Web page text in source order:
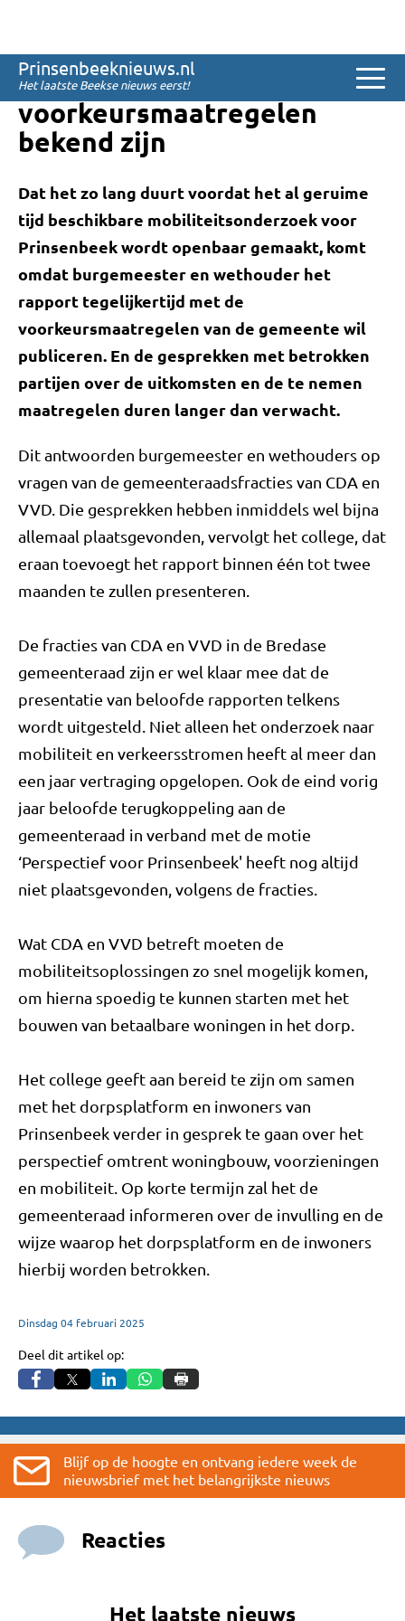
Prinsenbeeknieuws.nl
Het laatste Beekse nieuws eerst!
Mobiliteitsonderzoek
openbaar als
voorkeursmaatregelen
bekend zijn
Dat het zo lang duurt voordat het al geruime
tijd beschikbare mobiliteitsonderzoek voor
Prinsenbeek wordt openbaar gemaakt, komt
omdat burgemeester en wethouder het
rapport tegelijkertijd met de
voorkeursmaatregelen van de gemeente wil
publiceren. En de gesprekken met betrokken
partijen over de uitkomsten en de te nemen
maatregelen duren langer dan verwacht.
Dit antwoorden burgemeester en wethouders op
vragen van de gemeenteraadsfracties van CDA en
VVD. Die gesprekken hebben inmiddels wel bijna
allemaal plaatsgevonden, vervolgt het college, dat
eraan toevoegt het rapport binnen één tot twee
maanden te zullen presenteren.
De fracties van CDA en VVD in de Bredase
gemeenteraad zijn er wel klaar mee dat de
presentatie van beloofde rapporten telkens
wordt uitgesteld. Niet alleen het onderzoek naar
mobiliteit en verkeersstromen heeft al meer dan
een jaar vertraging opgelopen. Ook de eind vorig
jaar beloofde terugkoppeling aan de
gemeenteraad in verband met de motie
‘Perspectief voor Prinsenbeek' heeft nog altijd
niet plaatsgevonden, volgens de fracties.
Wat CDA en VVD betreft moeten de
mobiliteitsoplossingen zo snel mogelijk komen,
om hierna spoedig te kunnen starten met het
bouwen van betaalbare woningen in het dorp.
Het college geeft aan bereid te zijn om samen
met het dorpsplatform en inwoners van
Prinsenbeek verder in gesprek te gaan over het
perspectief omtrent woningbouw, voorzieningen
en mobiliteit. Op korte termijn zal het de
gemeenteraad informeren over de invulling en de
wijze waarop het dorpsplatform en de inwoners
hierbij worden betrokken.
Dinsdag 04 februari 2025
Deel dit artikel op:
Blijf op de hoogte en ontvang iedere week de
nieuwsbrief met het belangrijkste nieuws
Reacties
Het laatste nieuws